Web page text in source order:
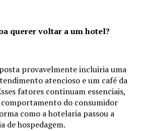
querer voltar a um hotel?
provavelmente incluiria uma
atencioso e um café da
fatores continuam essenciais,
comportamento do consumidor
como a hotelaria passou a
de hospedagem.